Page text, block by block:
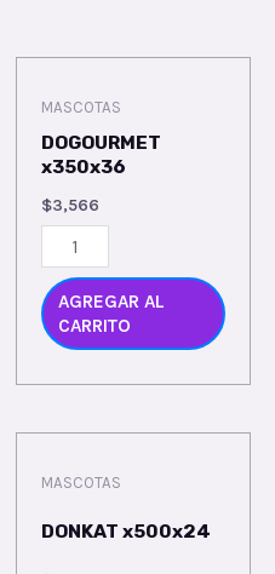
MASCOTAS
DOGOURMET
x350x36
$3,566
AGREGAR AL
CARRITO
MASCOTAS
DONKAT x500x24